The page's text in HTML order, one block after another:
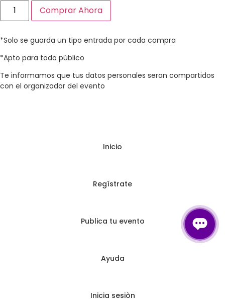
Comprar Ahora
*Solo se guarda un tipo entrada por cada compra​
*Apto para todo público​
Te informamos que tus datos personales seran compartidos
con el organizador del evento
Inicio
Regístrate
Publica tu evento
Ayuda
Inicia sesiòn